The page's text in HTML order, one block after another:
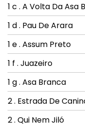
1 c . A Volta Da Asa
1 d . Pau De Arara
1 e . Assum Preto
1 f . Juazeiro
1 g . Asa Branca
2 . Estrada De
2 . Qui Nem Jiló